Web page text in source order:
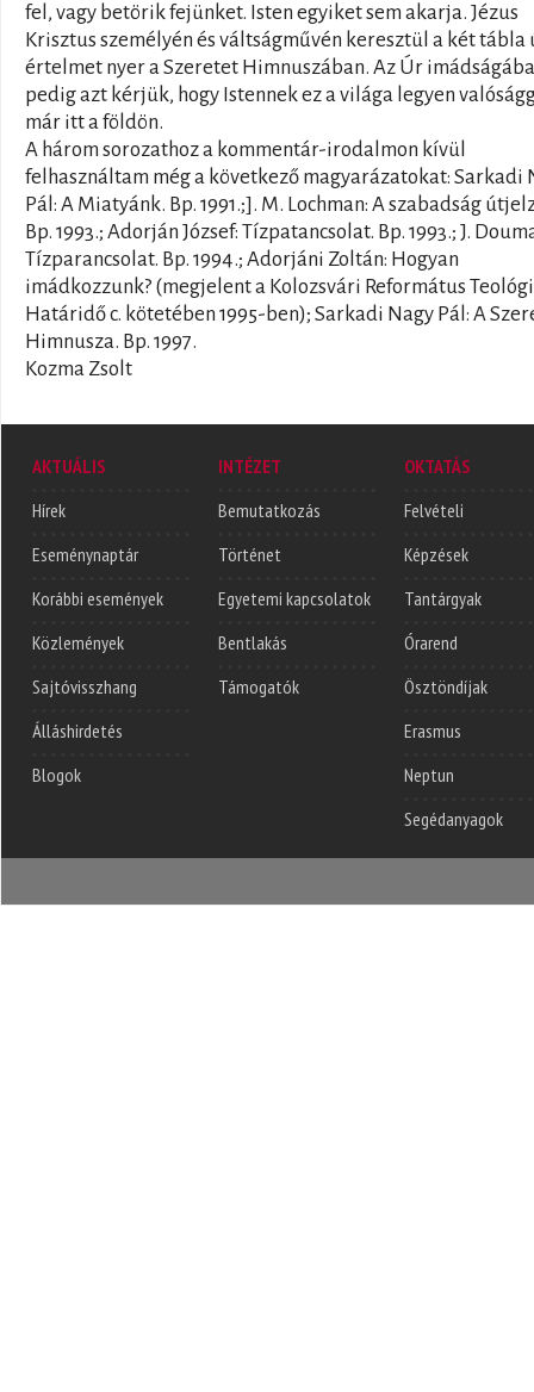
fel, vagy betörik fejünket. Isten egyiket sem akarja. Jézus
Krisztus személyén és váltságművén keresztül a két tábla
értelmet nyer a Szeretet Himnuszában. Az Úr
pedig azt kérjük, hogy Istennek ez a világa legyen
már itt a földön.
A három sorozathoz a kommentár-irodalmon kívül
felhasználtam még a következő magyarázatokat: Sarkadi
Pál: A Miatyánk. Bp. 1991.;]. M. Lochman: A szabadság
Bp. 1993.; Adorján József: Tízpatancsolat. Bp. 1993.; J.
Tízparancsolat. Bp. 1994.; Adorjáni Zoltán: Hogyan
imádkozzunk? (megjelent a Kolozsvári Református
Határidő c. kötetében 1995-ben); Sarkadi Nagy Pál: A
Himnusza. Bp. 1997.
Kozma Zsolt
AKTUÁLIS
Hírek
Eseménynaptár
Korábbi események
Közlemények
Sajtóvisszhang
Álláshirdetés
Blogok
INTÉZET
Bemutatkozás
Történet
Egyetemi kapcsolatok
Bentlakás
Támogatók
OKTATÁS
Felvételi
Képzések
Tantárgyak
Órarend
Ösztöndíjak
Erasmus
Neptun
Segédanyagok